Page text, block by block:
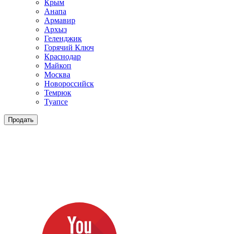
Крым
Анапа
Армавир
Архыз
Геленджик
Горячий Ключ
Краснодар
Майкоп
Москва
Новороссийск
Темрюк
Туапсе
Продать